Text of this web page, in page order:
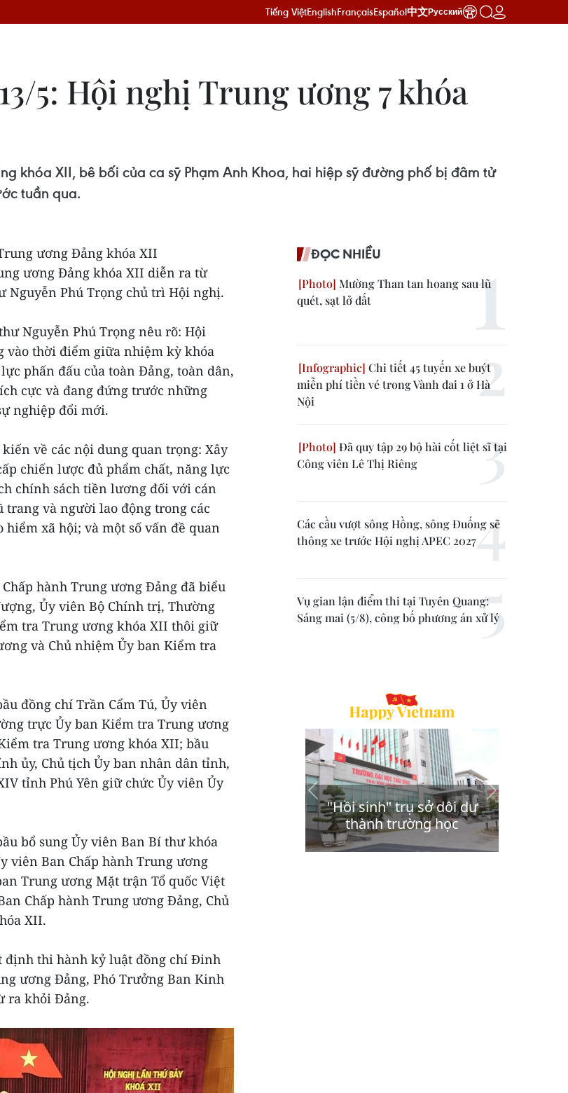
Tiếng ViệtEnglishFrançaisEspañol中文Русский
5: Hội nghị Trung ương 7 khóa
khóa XII, bê bối của ca sỹ Phạm Anh Khoa, hai hiệp sỹ đường phố bị đâm tử
tuần qua.
ương Đảng khóa XII
ương Đảng khóa XII diễn ra từ
Nguyễn Phú Trọng chủ trì Hội nghị.
Nguyễn Phú Trọng nêu rõ: Hội
thời điểm giữa nhiệm kỳ khóa
phấn đấu của toàn Đảng, toàn dân,
cực và đang đứng trước những
nghiệp đổi mới.
về các nội dung quan trọng: Xây
chiến lược đủ phẩm chất, năng lực
chính sách tiền lương đối với cán
và người lao động trong các
xã hội; và một số vấn đề quan
hành Trung ương Đảng đã biểu
Ủy viên Bộ Chính trị, Thường
tra Trung ương khóa XII thôi giữ
và Chủ nhiệm Ủy ban Kiểm tra
đồng chí Trần Cẩm Tú, Ủy viên
trực Ủy ban Kiểm tra Trung ương
tra Trung ương khóa XII; bầu
ủy, Chủ tịch Ủy ban nhân dân tỉnh,
tỉnh Phú Yên giữ chức Ủy viên Ủy
bổ sung Ủy viên Ban Bí thư khóa
viên Ban Chấp hành Trung ương
Trung ương Mặt trận Tổ quốc Việt
Chấp hành Trung ương Đảng, Chủ
XII.
định thi hành kỷ luật đồng chí Đinh
ương Đảng, Phó Trưởng Ban Kinh
ra khỏi Đảng.
ĐỌC NHIỀU
Mường Than tan hoang sau lũ
quét, sạt lở đất
Chi tiết 45 tuyến xe buýt
miễn phí tiền vé trong Vành đai 1 ở Hà
Nội
Đã quy tập 29 bộ hài cốt liệt sĩ tại
Công viên Lê Thị Riêng
Các cầu vượt sông Hồng, sông Đuống sẽ
thông xe trước Hội nghị APEC 2027
Vụ gian lận điểm thi tại Tuyên Quang:
Sáng mai (5/8), công bố phương án xử lý